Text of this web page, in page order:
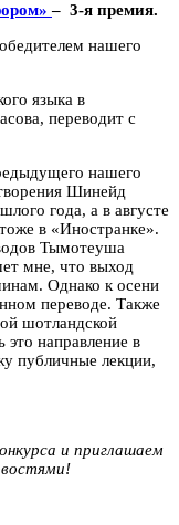
– 3-я премия.
нашего
языка в
переводит с
нашего
Шинейд
года, а в августе
в «Иностранке».
Тымотеуша
мне, что выход
Однако к осени
переводе. Также
шотландской
это направление в
публичные лекции,
и приглашаем